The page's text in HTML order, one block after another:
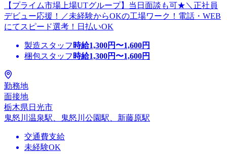
【プライム市場上場UTグループ】当日面談も可★＼正社員
デビュー応援！／未経験からOKの工場ワーク！電話・WEB
にてスピード選考！日払いOK
製造スタッフ 時給1,300円〜1,600円
梱包スタッフ 時給1,300円〜1,600円
勤務地
面接地
栃木県日光市
鬼怒川温泉駅、鬼怒川公園駅、新藤原駅
交通費支給
未経験OK